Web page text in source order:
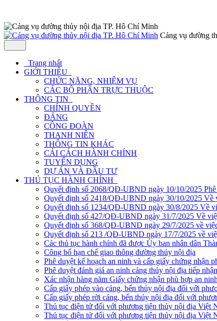
Cảng vụ đường
Trang nhất
GIỚI THIỆU
CHỨC NĂNG, NHIỆM VỤ
CÁC BỘ PHẬN TRỰC THUỘC
THÔNG TIN
CHÍNH QUYỀN
ĐẢNG
CÔNG ĐOÀN
THANH NIÊN
THÔNG TIN KHÁC
CẢI CÁCH HÀNH CHÍNH
TUYỂN DỤNG
DỰ ÁN VÀ ĐẦU TƯ
THỦ TỤC HÀNH CHÍNH
Quyết định số 2068/QĐ-UBND ngày 10/10/2025
Quyết định số 2418/QĐ-UBND ngày 30/10/2025 Về
Quyết định số 1234/QĐ-UBND ngày 30/8/2025 Về
Quyết định số 427/QĐ-UBND ngày 31/7/2025 Về
Quyết định số 368/QĐ-UBND ngày 29/7/2025 về
Quyết định số 213 /QĐ-UBND ngày 17/7/2025 về
Các thủ tục hành chính đã được Ủy ban nhân dân
Công bố hạn chế giao thông đường thủy nội địa
Phê duyệt kế hoạch an ninh và cấp giấy chứng nhận
Phê duyệt đánh giá an ninh cảng thủy nội địa tiếp
Xác nhận hàng năm Giấy chứng nhận phù hợp an
Cấp giấy phép vào cảng, bến thủy nội địa đối với
Cấp giấy phép rời cảng, bến thủy nội địa đối với
Thủ tục điện tử đối với phương tiện thủy nội địa Việt
Thủ tục điện tử đối với phương tiện thủy nội địa Việt